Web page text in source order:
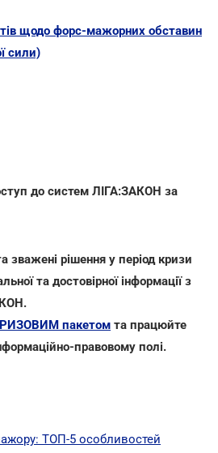
щодо форс-мажорних обставин
сили)
до систем ЛІГА:ЗАКОН за
зважені рішення у період кризи
та достовірної інформації з
пакетом та працюйте
правовому полі.
ТОП-5 особливостей